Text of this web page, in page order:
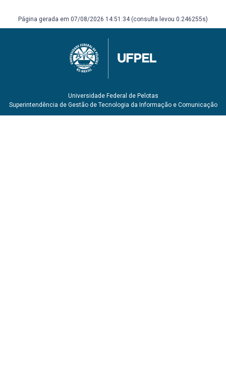
[5] WALLACE, J. A.; HOBBS, P. V. Atmospheric Science: An
Introductory Survey, 2.ed. San Diego: Academic Press.
Página gerada em 07/08/2026 14:51:34 (consulta levou 0.246255s)
Universidade Federal de Pelotas
Superintendência de Gestão de Tecnologia da Informação e Comunicação